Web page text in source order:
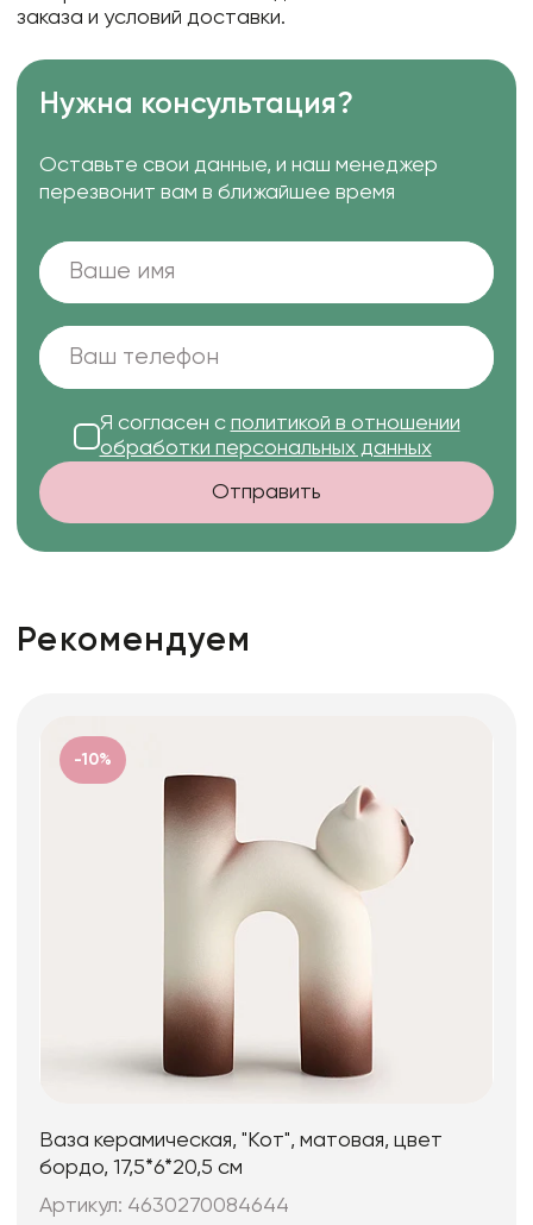
заказа и условий доставки.
Нужна консультация?
Оставьте свои данные, и наш менеджер
перезвонит вам в ближайшее время
Я согласен с политикой в отношении
обработки персональных данных
Отправить
Рекомендуем
-10%
Ваза керамическая, "Кот", матовая, цвет
бордо, 17,5*6*20,5 см
Артикул: 4630270084644